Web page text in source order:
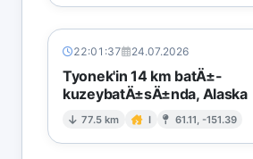
22:01:37 24.07.2026
Tyonek'in 14 km batÄ±-
kuzeybatÄ±sÄ±nda, Alaska
77.5 km I 61.11, -151.39